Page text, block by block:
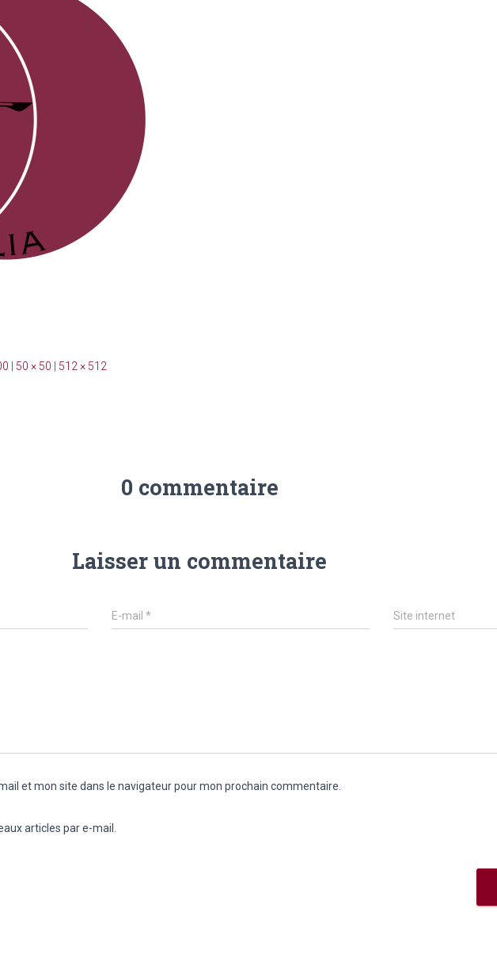
50 × 50 512 × 512
0 commentaire
Laisser un commentaire
E-mail* Site internet
et mon site dans le navigateur pour mon prochain commentaire.
articles par e-mail.